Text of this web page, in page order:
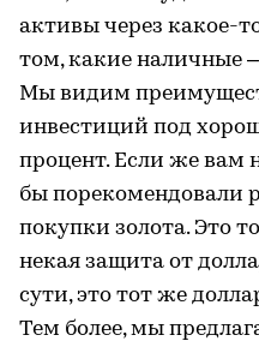
активы через какое-
том, какие наличные
Мы видим
инвестиций под
процент. Если же вам
бы порекомендовали
покупки золота. Это
некая защита от
сути, это тот же
Тем более, мы